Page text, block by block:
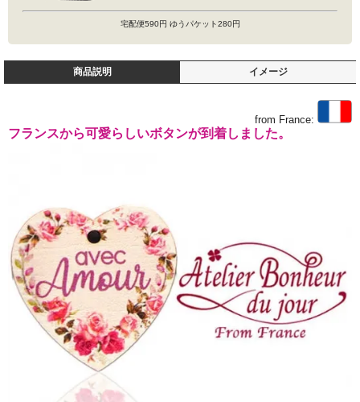
宅配便590円 ゆうパケット280円
商品説明 イメージ
from France:
フランスから可愛らしいボタンが到着しました。